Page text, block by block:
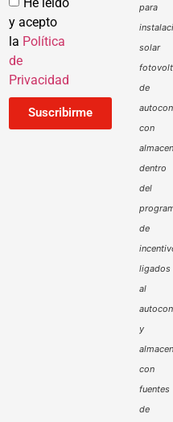
y acepto
la Política
de
Privacidad
Suscribirme
para
solar
de
con
dentro
del
de
ligados
al
y
con
fuentes
de